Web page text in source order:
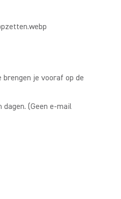
je vooraf op de
(Geen e-mail